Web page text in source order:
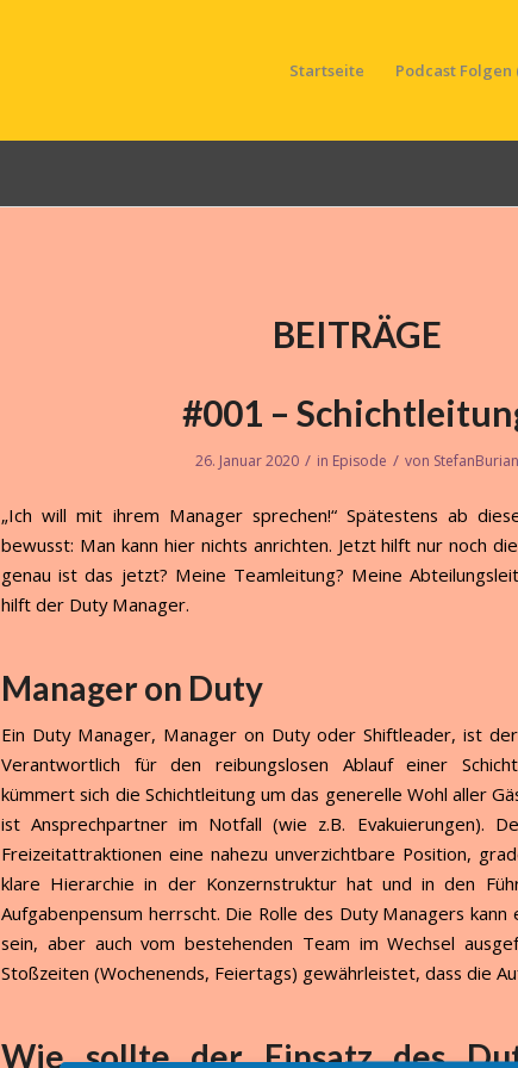
Startseite Podcast
BEITRÄGE
#001 –
26. Januar 2020 / in Episode / von StefanBurian
„Ich will mit ihrem Manager sprechen!“ Spätestens ab
bewusst: Man kann hier nichts anrichten. Jetzt hilft nur noch
genau ist das jetzt? Meine Teamleitung? Meine
hilft der Duty Manager.
Manager on Duty
Ein Duty Manager, Manager on Duty oder Shiftleader, ist der
Verantwortlich für den reibungslosen Ablauf einer
kümmert sich die Schichtleitung um das generelle Wohl aller
ist Ansprechpartner im Notfall (wie z.B. Evakuierungen).
Freizeitattraktionen eine nahezu unverzichtbare Position,
klare Hierarchie in der Konzernstruktur hat und in den
Aufgabenpensum herrscht. Die Rolle des Duty Managers kann
sein, aber auch vom bestehenden Team im Wechsel
Stoßzeiten (Wochenends, Feiertags) gewährleistet, dass die
Wie sollte der Einsatz des